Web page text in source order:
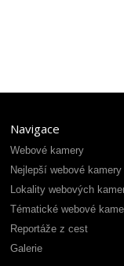
Navigace
Webové kamery
Nejlepší webové kamery
Lokality webových
Tématické webové
Reportáže z cest
Galerie